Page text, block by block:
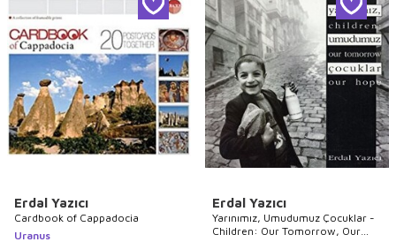
Erdal Yazıcı
Cardbook of Cappadocia
Uranus
Erdal Yazıcı
Yarınımız, Umudumuz Çocuklar -
Children: Our Tomorrow, Our